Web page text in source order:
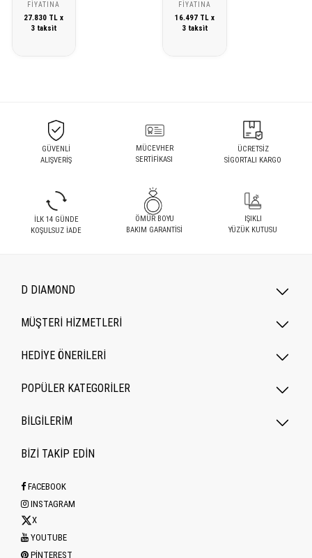
FIYATINA
27.830 TL x
3 taksit
FIYATINA
16.497 TL x
3 taksit
GÜVENLİ
ALIŞVERİŞ
MÜCEVHER
SERTİFİKASI
ÜCRETSİZ
SİGORTALI KARGO
İLK 14 GÜNDE
KOŞULSUZ İADE
ÖMÜR BOYU
BAKIM GARANTİSİ
IŞIKLI
YÜZÜK KUTUSU
D DIAMOND
MÜŞTERİ HİZMETLERİ
HEDİYE ÖNERİLERİ
POPÜLER KATEGORILER
BİLGİLERİM
BİZİ TAKİP EDİN
FACEBOOK
INSTAGRAM
X
YOUTUBE
PINTEREST